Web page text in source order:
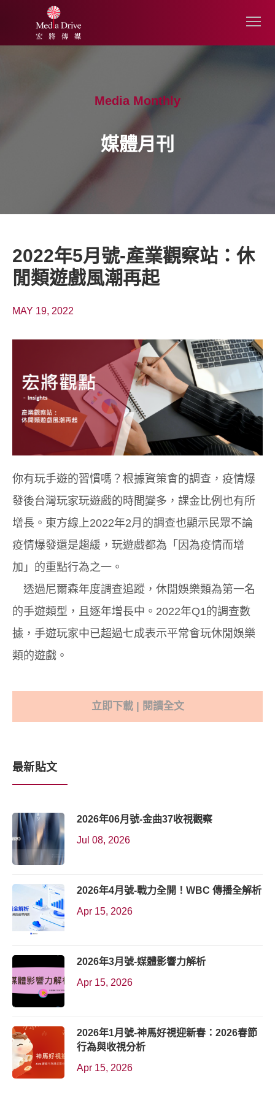
Media Monthly
媒體月刊
2022年5月號-產業觀察站：休
閒類遊戲風潮再起
MAY 19, 2022
你有玩手遊的習慣嗎？根據資策會的調查，疫情爆
發後台灣玩家玩遊戲的時間變多，課金比例也有所
增長。東方線上2022年2月的調查也顯示民眾不論
疫情爆發還是趨緩，玩遊戲都為「因為疫情而增
加」的重點行為之一。
透過尼爾森年度調查追蹤，休閒娛樂類為第一名
的手遊類型，且逐年增長中。2022年Q1的調查數
據，手遊玩家中已超過七成表示平常會玩休閒娛樂
類的遊戲。
立即下載 | 閱讀全文
最新貼文
2026年06月號-金曲37收視觀察
Jul 08, 2026
2026年4月號-戰力全開！WBC 傳播全解析
Apr 15, 2026
2026年3月號-媒體影響力解析
Apr 15, 2026
2026年1月號-神馬好視迎新春：2026春節
行為與收視分析
Apr 15, 2026